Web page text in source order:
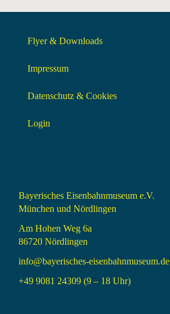
Flyer & Downloads
Impressum
Datenschutz & Cookies
Login
Bayerisches Eisenbahnmuseum e.V.
München und Nördlingen
Am Hohen Weg 6a
86720 Nördlingen
info@bayerisches-eisenbahnmuseum.de
+49 9081 24309 (9 – 18 Uhr)